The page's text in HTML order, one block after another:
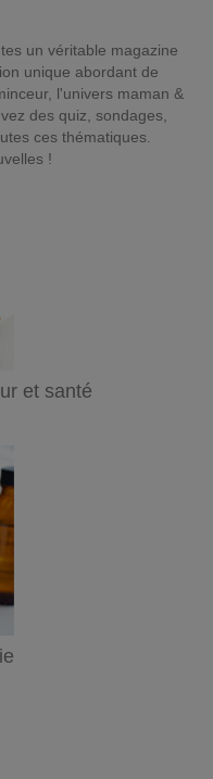
un véritable magazine
unique abordant de
l'univers maman &
des quiz, sondages,
ces thématiques.
!
et santé